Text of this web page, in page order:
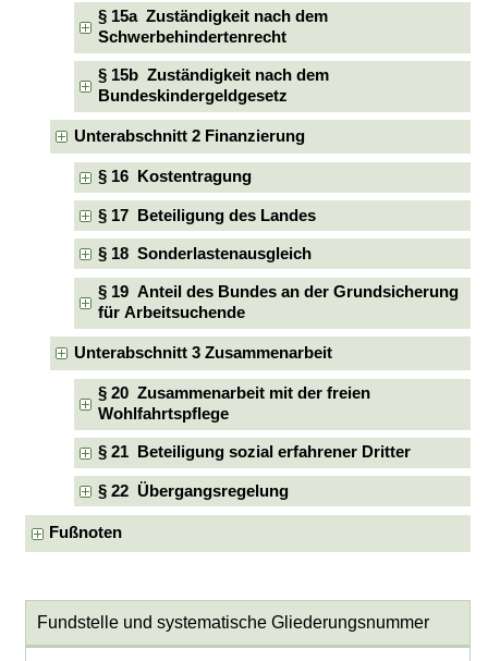
§ 15a Zuständigkeit nach dem
Schwerbehindertenrecht
§ 15b Zuständigkeit nach dem
Bundeskindergeldgesetz
Unterabschnitt 2 Finanzierung
§ 16 Kostentragung
§ 17 Beteiligung des Landes
§ 18 Sonderlastenausgleich
§ 19 Anteil des Bundes an der Grundsicherung
für Arbeitsuchende
Unterabschnitt 3 Zusammenarbeit
§ 20 Zusammenarbeit mit der freien
Wohlfahrtspflege
§ 21 Beteiligung sozial erfahrener Dritter
§ 22 Übergangsregelung
Fußnoten
Fundstelle und systematische Gliederungsnummer